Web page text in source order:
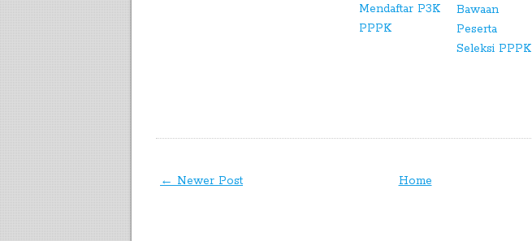
Mendaftar P3K
PPPK
Bawaan
Peserta
Seleksi PPPK
← Newer Post Home